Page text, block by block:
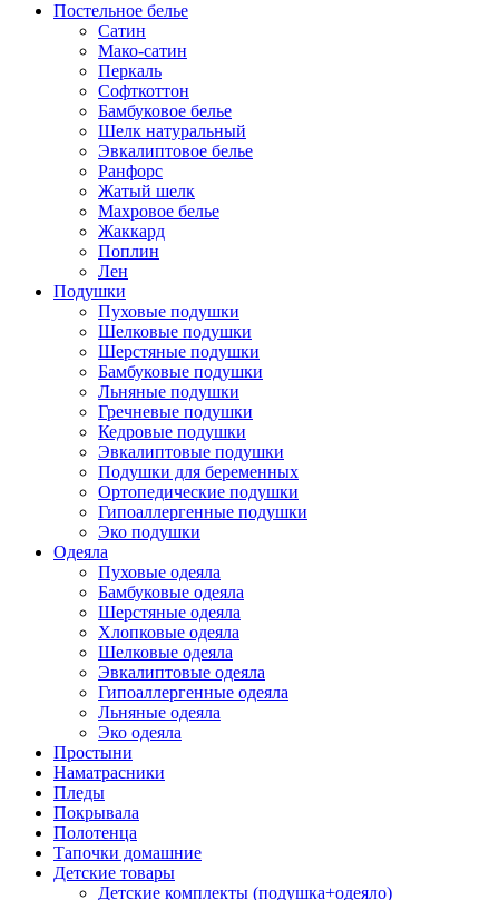
Постельное белье
Сатин
Мако-сатин
Перкаль
Софткоттон
Бамбуковое белье
Шелк натуральный
Эвкалиптовое белье
Ранфорс
Жатый шелк
Махровое белье
Жаккард
Поплин
Лен
Подушки
Пуховые подушки
Шелковые подушки
Шерстяные подушки
Бамбуковые подушки
Льняные подушки
Гречневые подушки
Кедровые подушки
Эвкалиптовые подушки
Подушки для беременных
Ортопедические подушки
Гипоаллергенные подушки
Эко подушки
Одеяла
Пуховые одеяла
Бамбуковые одеяла
Шерстяные одеяла
Хлопковые одеяла
Шелковые одеяла
Эвкалиптовые одеяла
Гипоаллергенные одеяла
Льняные одеяла
Эко одеяла
Простыни
Наматрасники
Пледы
Покрывала
Полотенца
Тапочки домашние
Детские товары
Детские комплекты (подушка+одеяло)